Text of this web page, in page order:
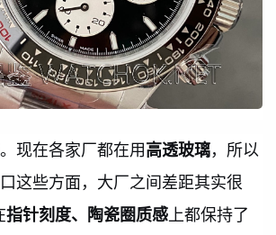
。现在各家厂都在用高透玻璃，所以
这些方面，大厂之间差距其实很
指针刻度、陶瓷圈质感上都保持了